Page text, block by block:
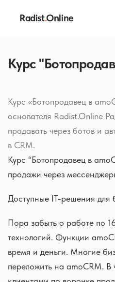
Radist.Online
Курс
Курс «Ботопродавец в
основателя Radist.Online
продавать через ботов и
в CRM.
Курс “Ботопродавец в
продажи через
Доступные IT-решения для
Пора забыть о работе по
технологий. Функции
время и деньги. Многие
переложить на amoCRM. В